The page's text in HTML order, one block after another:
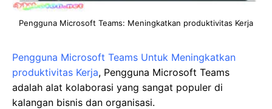
Pengguna Microsoft Teams: Meningkatkan produktivitas Kerja
Pengguna Microsoft Teams Untuk Meningkatkan
produktivitas Kerja, Pengguna Microsoft Teams
adalah alat kolaborasi yang sangat populer di
kalangan bisnis dan organisasi.